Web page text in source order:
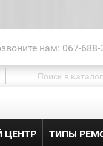
нам: 067-688-
ЦЕНТР ТИПЫ